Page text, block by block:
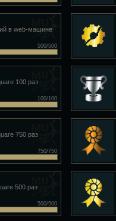
в web-машине
500/500
100 раз
100/100
750 раз
750/750
500 раз
500/500